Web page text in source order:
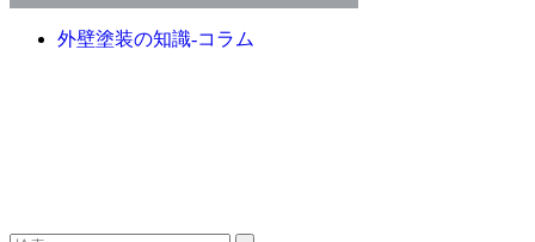
外壁塗装の知識‐コラム